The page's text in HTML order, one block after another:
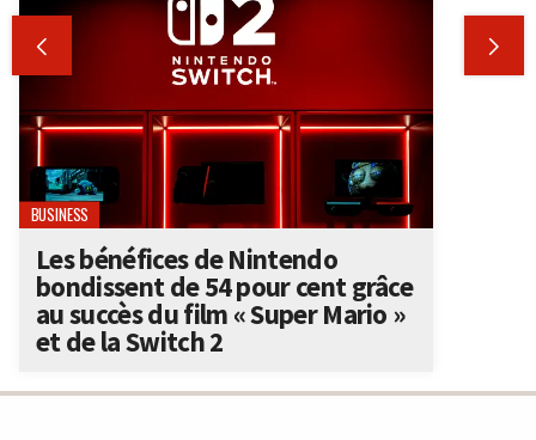
 
BUSINESS
Les bénéfices de Nintendo
bondissent de 54 pour cent grâce
au succès du film « Super Mario »
et de la Switch 2